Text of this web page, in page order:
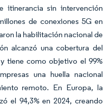
itinerancia sin intervención
de conexiones 5G en
la habilitación nacional de
alcanzó una cobertura del
tiene como objetivo el 99%
una huella nacional
remoto. En Europa, la
el 94,3% en 2024, creando